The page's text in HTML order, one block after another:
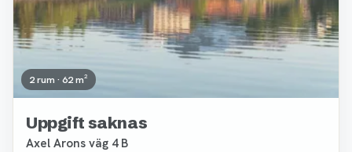
2 rum · 62 m²
Uppgift saknas
Axel Arons väg 4 B